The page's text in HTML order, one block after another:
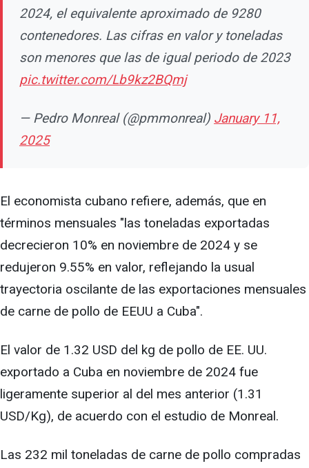
2024, el equivalente aproximado de 9280
contenedores. Las cifras en valor y toneladas
son menores que las de igual periodo de 2023
pic.twitter.com/Lb9kz2BQmj
— Pedro Monreal (@pmmonreal) January 11,
2025
El economista cubano refiere, además, que en
términos mensuales "las toneladas exportadas
decrecieron 10% en noviembre de 2024 y se
redujeron 9.55% en valor, reflejando la usual
trayectoria oscilante de las exportaciones mensuales
de carne de pollo de EEUU a Cuba".
El valor de 1.32 USD del kg de pollo de EE. UU.
exportado a Cuba en noviembre de 2024 fue
ligeramente superior al del mes anterior (1.31
USD/Kg), de acuerdo con el estudio de Monreal.
Las 232 mil toneladas de carne de pollo compradas